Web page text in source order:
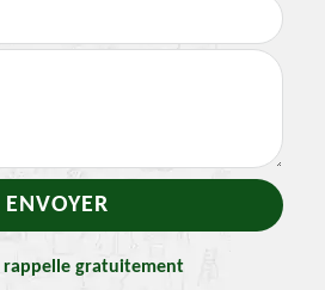
rappelle gratuitement